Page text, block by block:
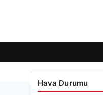
Hava Durumu